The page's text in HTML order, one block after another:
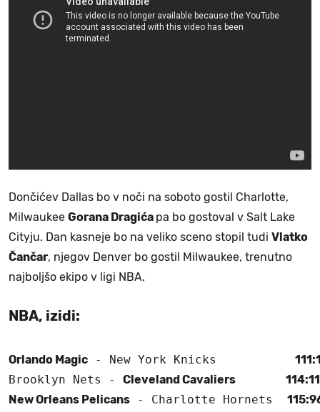
Dončićev Dallas bo v noči na soboto gostil Charlotte,
Milwaukee Gorana Dragića pa bo gostoval v Salt Lake
Cityju. Dan kasneje bo na veliko sceno stopil tudi Vlatko
Čančar, njegov Denver bo gostil Milwaukee, trenutno
najboljšo ekipo v ligi NBA.
NBA, izidi:
Orlando Magic - New York Knicks
Brooklyn Nets - Cleveland Cavaliers
New Orleans Pelicans - Charlotte Hornets